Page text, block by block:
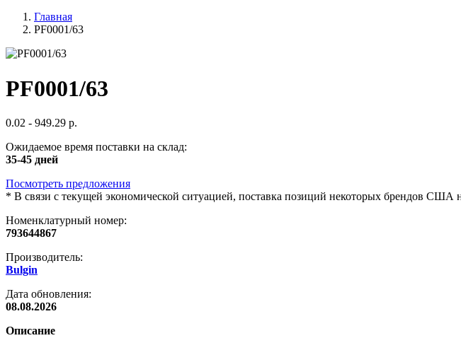
Главная
PF0001/63
PF0001/63
0.02 - 949.29 р.
Ожидаемое время поставки на склад:
35-45 дней
Посмотреть предложения
* В связи с текущей экономической ситуацией, поставка позиций некоторых брендов
Номенклатурный номер:
793644867
Производитель:
Bulgin
Дата обновления:
08.08.2026
Описание